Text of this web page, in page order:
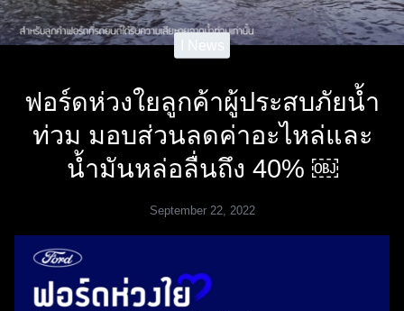
I News
ฟอร์ดห่วงใยลูกค้าผู้ประสบภัยน้ำ
ท่วม มอบส่วนลดค่าอะไหล่และ
น้ำมันหล่อลื่นถึง 40% ￼
September 22, 2022